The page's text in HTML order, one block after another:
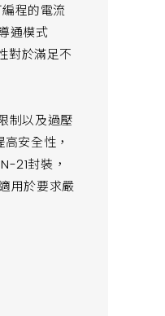
程的電流
通模式
對於滿足不
制以及過壓
安全性，
21封裝，
用於要求嚴